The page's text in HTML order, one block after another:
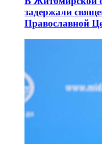
задержали
Православной